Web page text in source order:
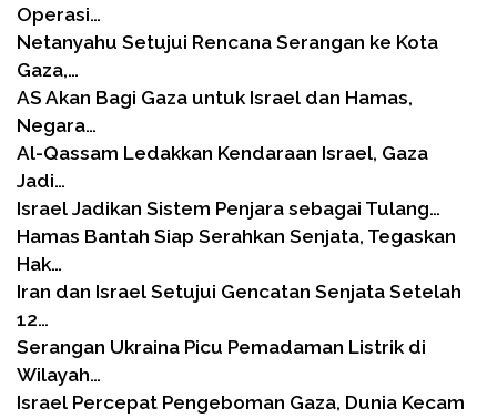
Operasi…
Netanyahu Setujui Rencana Serangan ke Kota
Gaza,…
AS Akan Bagi Gaza untuk Israel dan Hamas,
Negara…
Al-Qassam Ledakkan Kendaraan Israel, Gaza
Jadi…
Israel Jadikan Sistem Penjara sebagai Tulang…
Hamas Bantah Siap Serahkan Senjata, Tegaskan
Hak…
Iran dan Israel Setujui Gencatan Senjata Setelah
12…
Serangan Ukraina Picu Pemadaman Listrik di
Wilayah…
Israel Percepat Pengeboman Gaza, Dunia Kecam